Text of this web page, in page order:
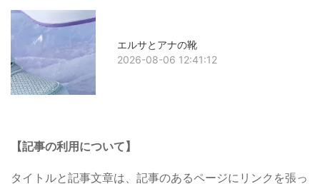
エルサとアナの靴
2026-08-06 12:41:12
【記事の利用について】
タイトルと記事文章は、記事のあるページにリンクを張っ